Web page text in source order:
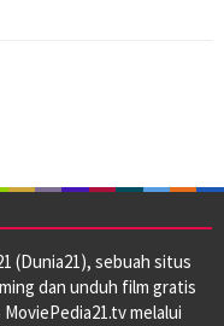
(Dunia21), sebuah situs
dan unduh film gratis
melalui